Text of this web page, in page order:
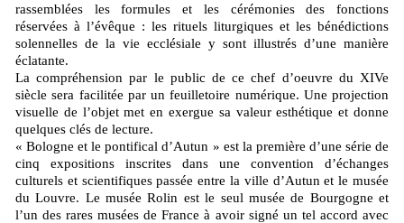
rassemblées les formules et les cérémonies des fonctions
réservées à l’évêque : les rituels liturgiques et les bénédictions
solennelles de la vie ecclésiale y sont illustrés d’une manière
éclatante.
La compréhension par le public de ce chef d’oeuvre du XIVe
siècle sera facilitée par un feuilletoire numérique. Une projection
visuelle de l’objet met en exergue sa valeur esthétique et donne
quelques clés de lecture.
« Bologne et le pontifical d’Autun » est la première d’une série de
cinq expositions inscrites dans une convention d’échanges
culturels et scientifiques passée entre la ville d’Autun et le musée
du Louvre. Le musée Rolin est le seul musée de Bourgogne et
l’un des rares musées de France à avoir signé un tel accord avec